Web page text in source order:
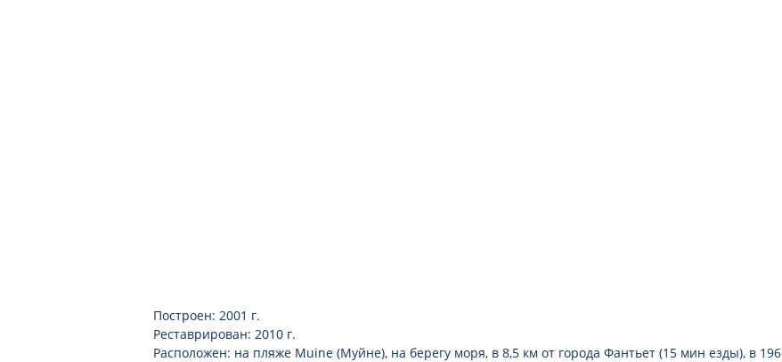
Построен: 2001 г.
Реставрирован: 2010 г.
Расположен: на пляже Muine (Муйне), на берегу моря, в 8,5 км от города Фантьет (15 мин езды), в 196